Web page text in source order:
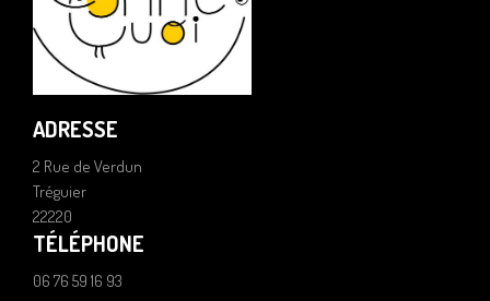
ADRESSE
2 Rue de Verdun
Tréguier
22220
TÉLÉPHONE
06 76 59 16 93